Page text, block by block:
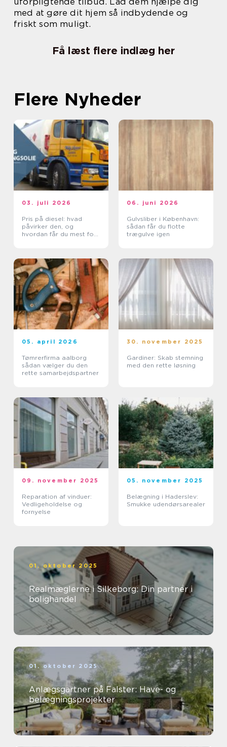
med at gøre dit hjem så indbydende og
friskt som muligt.
Få læst flere indlæg her
Flere Nyheder
03. juli 2026
Pris på diesel: hvad
påvirker den, og
hvordan får du mest for
06. juni 2026
Gulvsliber i København:
sådan får du flotte
trægulve igen
05. april 2026
Tømrerfirma aalborg
sådan vælger du den
rette samarbejdspartner
30. november 2025
Gardiner: Skab stemning
med den rette løsning
09. november 2025
Reparation af vinduer:
Vedligeholdelse og
fornyelse
05. november 2025
Belægning i Haderslev:
Smukke udendørsarealer
01. oktober 2025
Realmæglerne i Silkeborg: Din partner i
bolighandel
01. oktober 2025
Anlægsgartner på Falster: Have- og
belægningsprojekter